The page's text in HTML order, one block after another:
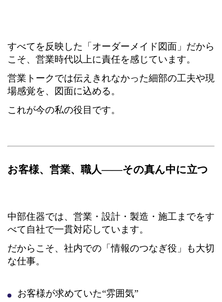
すべてを反映した「オーダーメイド図面」だから
こそ、営業時代以上に責任を感じています。
営業トークでは伝えきれなかった細部の工夫や現
場感覚を、図面に込める。
これが今の私の役目です。
お客様、営業、職人――その真ん中に立つ
中部住器では、営業・設計・製造・施工までをす
べて自社で一貫対応しています。
だからこそ、社内での「情報のつなぎ役」も大切
な仕事。
お客様が求めていた“雰囲気”